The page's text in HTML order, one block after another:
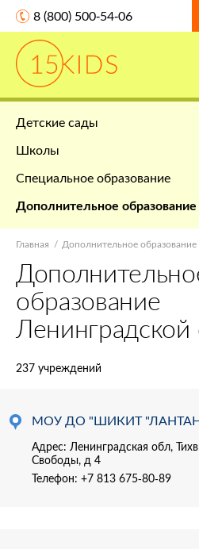
8 (800) 500-54-06
Детские сады
Школы
Специальное образование
Дополнительное образование
Главная Дополнительное образование
образование
Ленинградской
237 учреждений
МОУ ДО "ШИКИТ
Адрес: Ленинградская обл,
Свободы, д 4
Телефон: +7 813 675-80-89